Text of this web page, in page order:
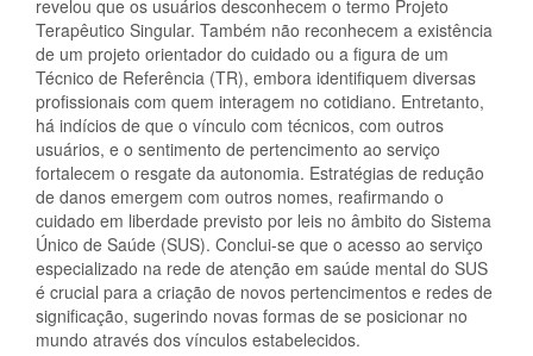
revelou que os usuários desconhecem o termo Projeto
Terapêutico Singular. Também não reconhecem a existência
de um projeto orientador do cuidado ou a figura de um
Técnico de Referência (TR), embora identifiquem diversas
profissionais com quem interagem no cotidiano. Entretanto,
há indícios de que o vínculo com técnicos, com outros
usuários, e o sentimento de pertencimento ao serviço
fortalecem o resgate da autonomia. Estratégias de redução
de danos emergem com outros nomes, reafirmando o
cuidado em liberdade previsto por leis no âmbito do Sistema
Único de Saúde (SUS). Conclui-se que o acesso ao serviço
especializado na rede de atenção em saúde mental do SUS
é crucial para a criação de novos pertencimentos e redes de
significação, sugerindo novas formas de se posicionar no
mundo através dos vínculos estabelecidos.